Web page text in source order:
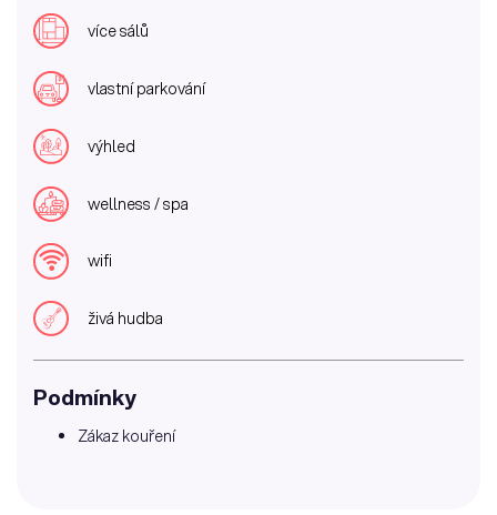
více sálů
vlastní parkování
výhled
wellness / spa
wifi
živá hudba
Podmínky
Zákaz kouření